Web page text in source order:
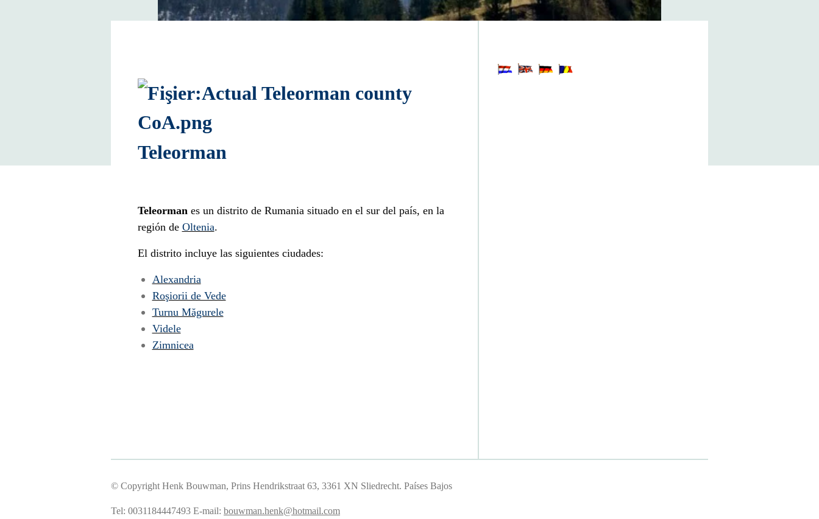
Teleorman
Teleormanes un distrito de Rumania situado en el sur del país, en la
región de Oltenia.
El distrito incluye las siguientes ciudades:
Alexandria
Roşiorii de Vede
Turnu Măgurele
Videle
Zimnicea
© Copyright Henk Bouwman, Prins Hendrikstraat 63, 3361 XN Sliedrecht. Países Bajos
Tel: 0031184447493 E-mail: bouwman.henk@hotmail.com